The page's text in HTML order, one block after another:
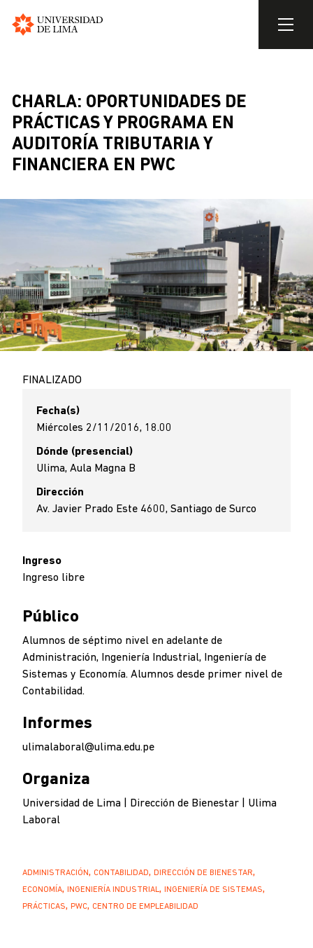
contenido
principal
CHARLA: OPORTUNIDADES DE
PRÁCTICAS Y PROGRAMA EN
AUDITORÍA TRIBUTARIA Y
FINANCIERA EN PWC
FINALIZADO
Fecha(s)
Miércoles 2/11/2016, 18.00
Dónde (presencial)
Ulima, Aula Magna B
Dirección
Av. Javier Prado Este 4600, Santiago de Surco
Ingreso
Ingreso libre
Público
Alumnos de séptimo nivel en adelante de
Administración, Ingeniería Industrial, Ingeniería de
Sistemas y Economía. Alumnos desde primer nivel de
Contabilidad.
Informes
ulimalaboral@ulima.edu.pe
Organiza
Universidad de Lima | Dirección de Bienestar | Ulima
Laboral
ADMINISTRACIÓN CONTABILIDAD
DIRECCIÓN DE BIENESTAR
ECONOMÍA
INGENIERÍA INDUSTRIAL
INGENIERÍA DE SISTEMAS
PRÁCTICAS
PWC CENTRO DE EMPLEABILIDAD